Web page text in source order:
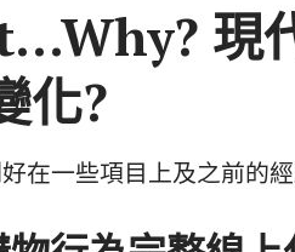
現
化?
在一些項目上及之前的